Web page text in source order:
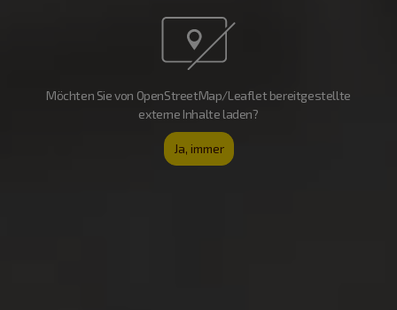
Möchten Sie von OpenStreetMap/Leaflet bereitgestellte
externe Inhalte laden?
Ja, immer